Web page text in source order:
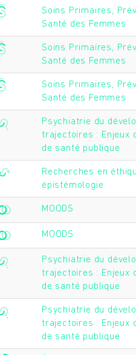
Soins Primaires,
Santé des Femmes
Soins Primaires,
Santé des Femmes
Soins Primaires,
Santé des Femmes
Psychiatrie du
trajectoires : Enjeux
de santé publique
Recherches en
épistémologie
MOODS
MOODS
Psychiatrie du
trajectoires : Enjeux
de santé publique
Psychiatrie du
trajectoires : Enjeux
de santé publique